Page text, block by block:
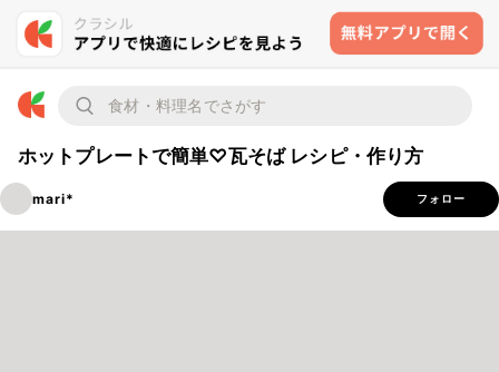
ホットプレートで簡単♡瓦そば レシピ・作り方
mari* フォロー